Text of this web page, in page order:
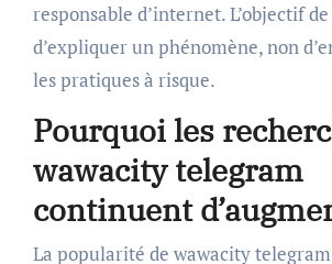
responsable d’internet. L’objectif
d’expliquer un phénomène, non
les pratiques à risque.
Pourquoi les
wawacity telegram
continuent
La popularité de wawacity